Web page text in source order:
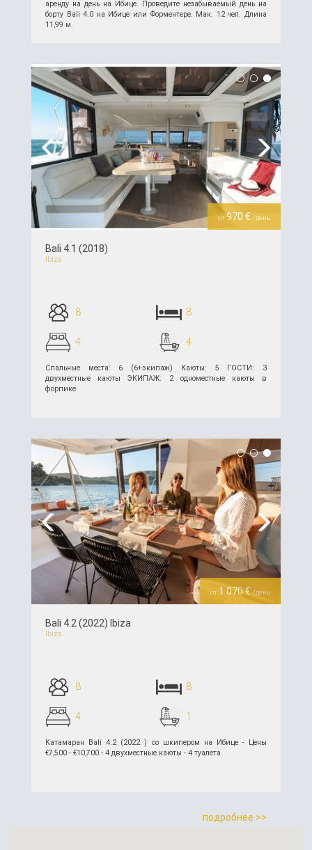
аренду на день на Ибице. Проведите незабываемый день на
борту Bali 4.0 на Ибице или Форментере. Мак. 12 чел. Длина
11,99 м.
подробнее >>
Previous Next
от970 € /день
Bali 4.1 (2018)
Ibiza
8 8
4 4
Спальные места: 6 (6+экипаж) Каюты: 5 ГОСТИ: 3
двухместные каюты ЭКИПАЖ: 2 одноместные каюты в
форпике
подробнее >>
Previous Next
от 1 070 € /день
Bali 4.2 (2022) Ibiza
Ibiza
8 8
4 1
Катамаран Bali 4.2 (2022 ) со шкипером на Ибице - Цены
€7,500 - €10,700 - 4 двухместные каюты - 4 туалета
подробнее >>